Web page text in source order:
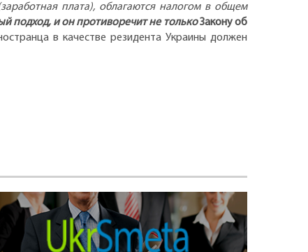
плата), облагаются налогом в общем
подход, и он противоречит не толькоЗакону об
в качестве резидента Украины должен